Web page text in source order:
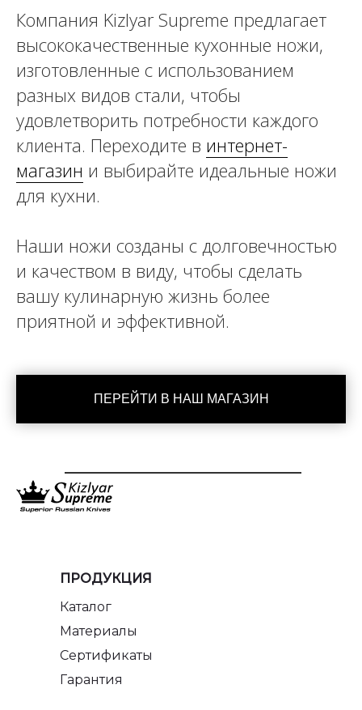
Компания Kizlyar Supreme предлагает
высококачественные кухонные ножи,
изготовленные с использованием
разных видов стали, чтобы
удовлетворить потребности каждого
клиента. Переходите в интернет-
магазин и выбирайте идеальные ножи
для кухни.
Наши ножи созданы с долговечностью
и качеством в виду, чтобы сделать
вашу кулинарную жизнь более
приятной и эффективной.
ПЕРЕЙТИ В НАШ МАГАЗИН
ПРОДУКЦИЯ
Каталог
Материалы
Сертификаты
Гарантия